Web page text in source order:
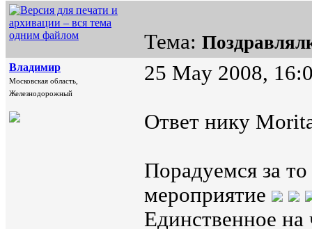
Тема:
Владимир
Московская область,
Железнодорожный
25 May 2008,
Ответ нику
Порадуемся за
мероприятие
Единственное